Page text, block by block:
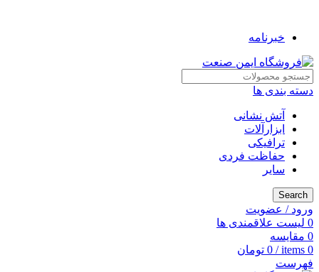
خبرنامه
دسته بندی ها
آتش نشانی
ابزارآلات
ترافیکی
حفاظت فردی
سایر
Search
ورود / عضویت
0 لیست علاقمندی ها
0 مقایسه
0
items
/
0 تومان
فهرست